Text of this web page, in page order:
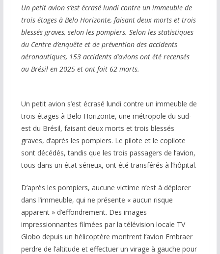
Un petit avion s’est écrasé lundi contre un immeuble de
trois étages à Belo Horizonte, faisant deux morts et trois
blessés graves, selon les pompiers. Selon les statistiques
du Centre d’enquête et de prévention des accidents
aéronautiques, 153 accidents d’avions ont été recensés
au Brésil en 2025 et ont fait 62 morts.
Un petit avion s’est écrasé lundi contre un immeuble de
trois étages à Belo Horizonte, une métropole du sud-
est du Brésil, faisant deux morts et trois blessés
graves, d’après les pompiers. Le pilote et le copilote
sont décédés, tandis que les trois passagers de l’avion,
tous dans un état sérieux, ont été transférés à l’hôpital.
D’après les pompiers, aucune victime n’est à déplorer
dans l’immeuble, qui ne présente « aucun risque
apparent » d’effondrement. Des images
impressionnantes filmées par la télévision locale TV
Globo depuis un hélicoptère montrent l’avion Embraer
perdre de l’altitude et effectuer un virage à gauche pour